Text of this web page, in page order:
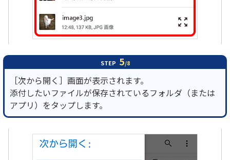
STEP 5/8
［次から開く］画面が表示されます。
添付したいファイルが保存されているフォルダ（または
アプリ）をタップします。